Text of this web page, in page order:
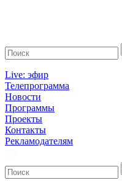
Live: эфир
Телепрограмма
Новости
Программы
Проекты
Контакты
Рекламодателям